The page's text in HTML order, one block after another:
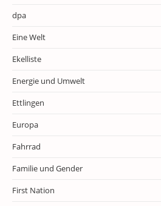
dpa
Eine Welt
Ekelliste
Energie und Umwelt
Ettlingen
Europa
Fahrrad
Familie und Gender
First Nation